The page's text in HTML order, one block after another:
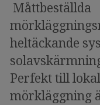
Måttbeställda
heltäckande
Perfekt till
mörkläggning